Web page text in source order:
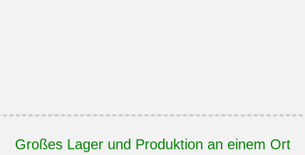
Großes Lager und Produktion an einem Ort